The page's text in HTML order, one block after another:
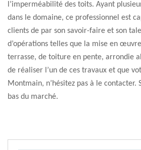
l’imperméabilité des toits. Ayant
dans le domaine, ce professionnel est
clients de par son savoir-faire et son
d’opérations telles que la mise en
terrasse, de toiture en pente, arrondie
de réaliser l’un de ces travaux et que
Montmain, n’hésitez pas à le contacter.
bas du marché.